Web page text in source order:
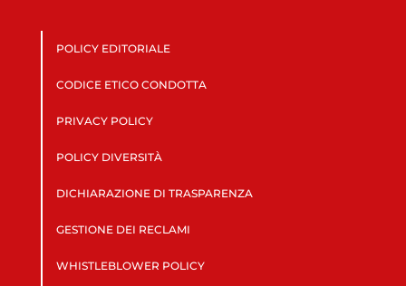
POLICY EDITORIALE
CODICE ETICO CONDOTTA
PRIVACY POLICY
POLICY DIVERSITÀ
DICHIARAZIONE DI TRASPARENZA
GESTIONE DEI RECLAMI
WHISTLEBLOWER POLICY